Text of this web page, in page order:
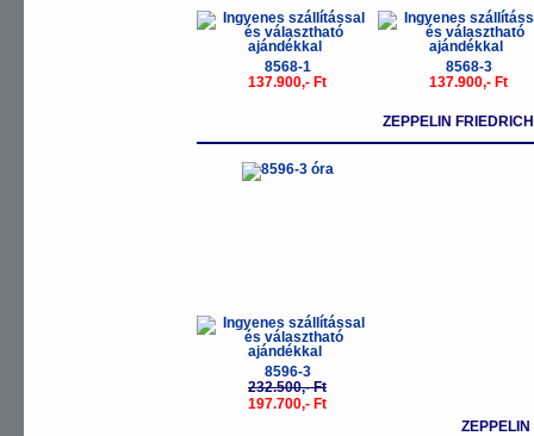
8568-1
137.900,- Ft
8568-3
137.900,- Ft
ZEPPELIN
-15%
8596-3
232.500,- Ft
197.700,- Ft